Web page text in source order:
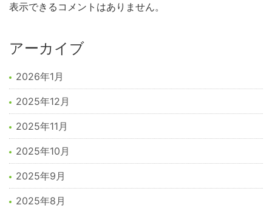
表示できるコメントはありません。
アーカイブ
2026年1月
2025年12月
2025年11月
2025年10月
2025年9月
2025年8月